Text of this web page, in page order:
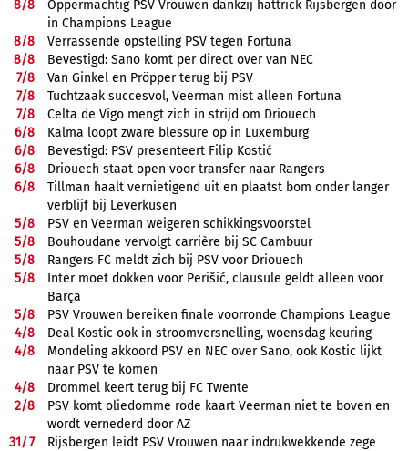
8/8
Oppermachtig PSV Vrouwen dankzij hattrick Rijsbergen door
in Champions League
8/8
Verrassende opstelling PSV tegen Fortuna
8/8
Bevestigd: Sano komt per direct over van NEC
7/8
Van Ginkel en Pröpper terug bij PSV
7/8
Tuchtzaak succesvol, Veerman mist alleen Fortuna
7/8
Celta de Vigo mengt zich in strijd om Driouech
6/8
Kalma loopt zware blessure op in Luxemburg
6/8
Bevestigd: PSV presenteert Filip Kostić
6/8
Driouech staat open voor transfer naar Rangers
6/8
Tillman haalt vernietigend uit en plaatst bom onder langer
verblijf bij Leverkusen
5/8
PSV en Veerman weigeren schikkingsvoorstel
5/8
Bouhoudane vervolgt carrière bij SC Cambuur
5/8
Rangers FC meldt zich bij PSV voor Driouech
5/8
Inter moet dokken voor Perišić, clausule geldt alleen voor
Barça
5/8
PSV Vrouwen bereiken finale voorronde Champions League
4/8
Deal Kostic ook in stroomversnelling, woensdag keuring
4/8
Mondeling akkoord PSV en NEC over Sano, ook Kostic lijkt
naar PSV te komen
4/8
Drommel keert terug bij FC Twente
2/8
PSV komt oliedomme rode kaart Veerman niet te boven en
wordt vernederd door AZ
31/7
Rijsbergen leidt PSV Vrouwen naar indrukwekkende zege